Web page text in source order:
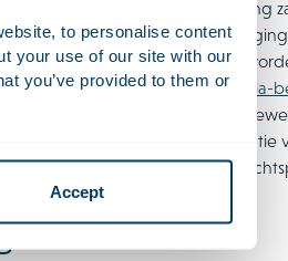
to personalise content
your use of our site with our
you’ve provided to them or
Accept
na de afschaffing
om te bepalen of
van een werkgever mag
dat de Hoge Raad in de
Xella-
in beginsel moet
Nu die compensatie
van deze norm in de